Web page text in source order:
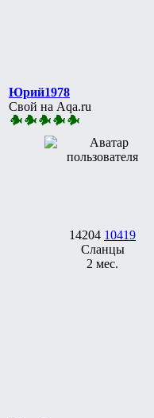
Юрий1978
Свой на Aqa.ru
14204 10419
Сланцы
2 мес.